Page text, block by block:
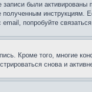
были
попробуйте
Кроме того, многие
снова и